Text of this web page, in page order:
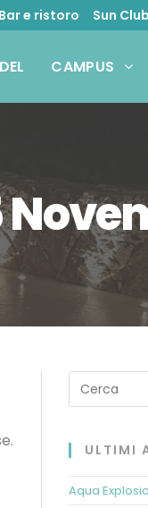
Bar e ristoro Sun
CAMPUS
ULTIMI
Aqua